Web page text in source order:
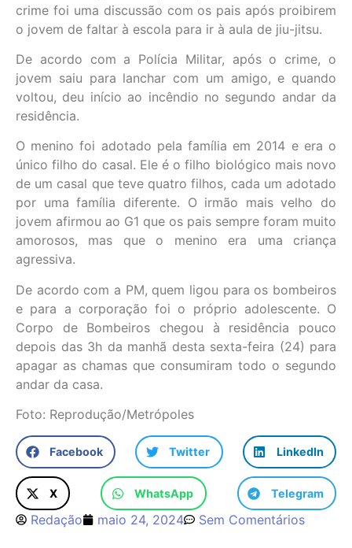
crime foi uma discussão com os pais após proibirem
o jovem de faltar à escola para ir à aula de jiu-jitsu.
De acordo com a Polícia Militar, após o crime, o
jovem saiu para lanchar com um amigo, e quando
voltou, deu início ao incêndio no segundo andar da
residência.
O menino foi adotado pela família em 2014 e era o
único filho do casal. Ele é o filho biológico mais novo
de um casal que teve quatro filhos, cada um adotado
por uma família diferente. O irmão mais velho do
jovem afirmou ao G1 que os pais sempre foram muito
amorosos, mas que o menino era uma criança
agressiva.
De acordo com a PM, quem ligou para os bombeiros
e para a corporação foi o próprio adolescente. O
Corpo de Bombeiros chegou à residência pouco
depois das 3h da manhã desta sexta-feira (24) para
apagar as chamas que consumiram todo o segundo
andar da casa.
Foto: Reprodução/Metrópoles
Facebook Twitter LinkedIn
X WhatsApp Telegram
Redação maio 24, 2024 Sem Comentários